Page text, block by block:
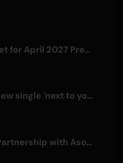
TV Anime 'Shozen' Set for April 2027 Premiere on Fuji TV
Sagiri Sol releases new single 'next to your love' after hiatus
Kizuna AI Deepens Partnership with Asobisystem Ahead of 10th Anniversary World Tour